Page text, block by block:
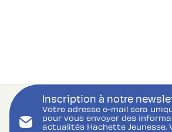
Inscription à notre
Votre adresse e-mail sera
pour vous envoyer des
actualités Hachette Jeunesse.